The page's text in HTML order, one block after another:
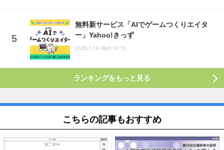
無料新サービス「AIでゲームつくりエイタ
ー」Yahoo!きっず
2025.7.16 Wed 19:15
ランキングをもっと見る
こちらの記事もおすすめ